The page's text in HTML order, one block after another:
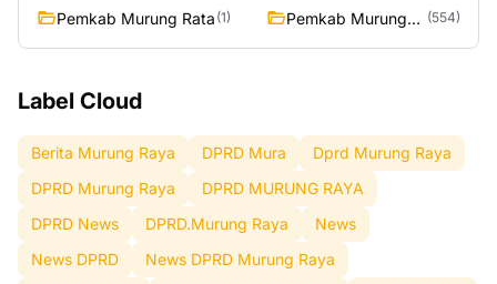
Pemkab Murung Rata (1)
Pemkab Murung
(554)
Label Cloud
Berita Murung Raya DPRD Mura
Dprd Murung Raya
DPRD Murung Raya
DPRD MURUNG RAYA
DPRD News
DPRD.Murung Raya
News
News DPRD
News DPRD Murung Raya